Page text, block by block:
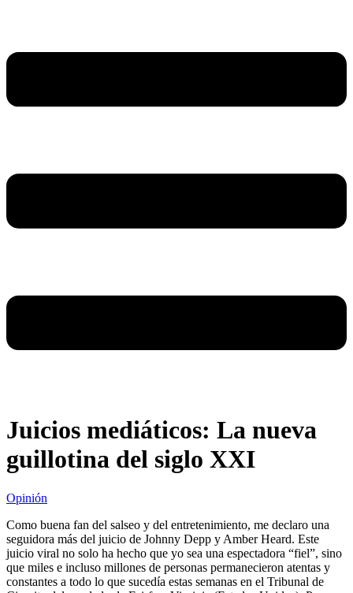
Juicios mediáticos: La nueva
guillotina del siglo XXI
Opinión
Como buena fan del salseo y del entretenimiento, me declaro una
seguidora más del juicio de Johnny Depp y Amber Heard. Este
juicio viral no solo ha hecho que yo sea una espectadora “fiel”, sino
que miles e incluso millones de personas permanecieron atentas y
constantes a todo lo que sucedía estas semanas en el Tribunal de